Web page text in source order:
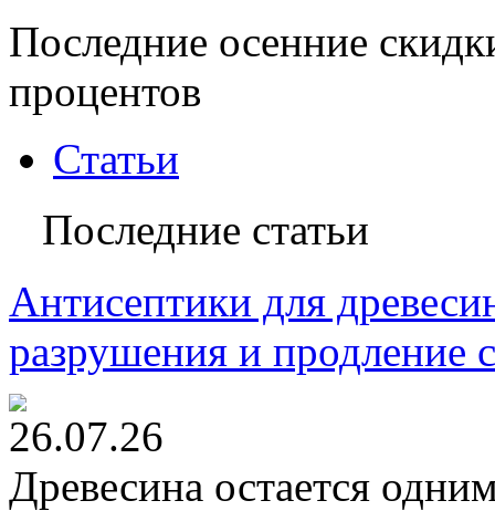
Последние осенние
процентов
Статьи
Последние статьи
Антисептики для
разрушения и продление
26.07.26
Древесина остается